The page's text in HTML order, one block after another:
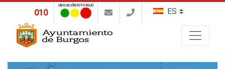
010
UBICACIÓN FOTO ROJO